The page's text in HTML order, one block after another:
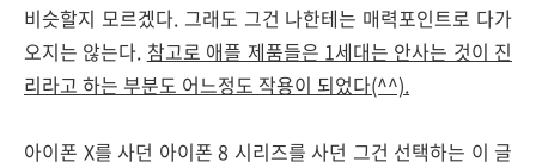
비슷할지 모르겠다. 그래도 그건 나한테는 매력포인트로 다가
오지는 않는다. 참고로 애플 제품들은 1세대는 안사는 것이 진
리라고 하는 부분도 어느정도 작용이 되었다(^^).
아이폰 X를 사던 아이폰 8 시리즈를 사던 그건 선택하는 이 글